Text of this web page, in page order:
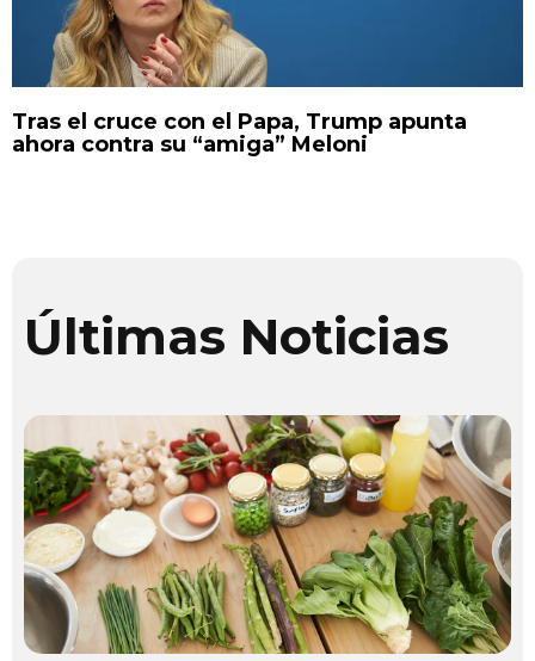
Tras el cruce con el Papa, Trump apunta
ahora contra su “amiga” Meloni
Últimas Noticias